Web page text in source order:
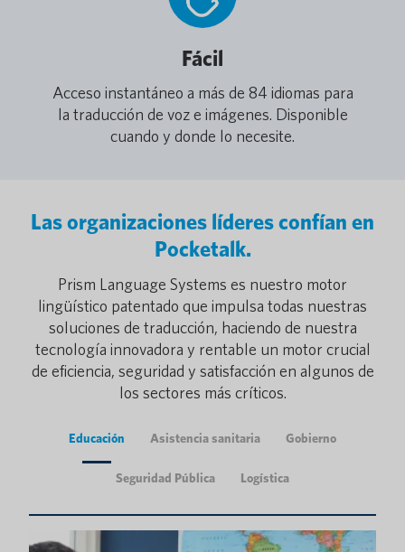
Fácil
Acceso instantáneo a más de 84 idiomas para
la traducción de voz e imágenes. Disponible
cuando y donde lo necesite.
Las organizaciones líderes confían en
Pocketalk.
Prism Language Systems es nuestro motor
lingüístico patentado que impulsa todas nuestras
soluciones de traducción, haciendo de nuestra
tecnología innovadora y rentable un motor crucial
de eficiencia, seguridad y satisfacción en algunos de
los sectores más críticos.
Educación Asistencia sanitaria Gobierno
Seguridad Pública Logística